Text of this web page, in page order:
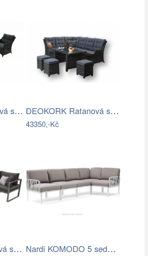
DEOKORK Ratanová sestava PAOLA antracit… DEOKORK Ratanová sestava DAKOTA …
43350,-Kč
DEOKORK Hliníková sestava pro 5 osob… Nardi KOMODO 5 sedačka Mdum